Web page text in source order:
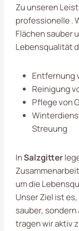
Zu unseren
professionelle .
Flächen sauber
Lebensqualität
Entfernung
Reinigung
Pflege von
Streuung
InSalzgitter
um die
Unser Ziel ist
sauber,
tragen wir aktiv